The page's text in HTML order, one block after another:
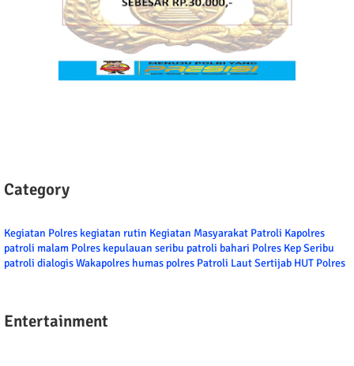
Category
Kegiatan Polres kegiatan rutin Kegiatan Masyarakat Patroli Kapolres
patroli malam Polres kepulauan seribu patroli bahari Polres Kep Seribu
patroli dialogisWakapolres humas polres Patroli LautSertijab HUT Polres
Entertainment